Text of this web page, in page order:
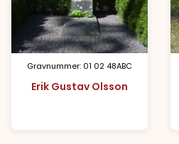
Gravnummer: 01 02 48ABC
Erik Gustav Olsson